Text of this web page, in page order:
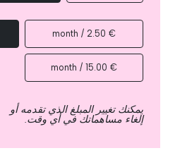
€ 2.50 / month
€ 15.00 / month
يمكنك تغيير المبلغ الذي تقدمه أو
إلغاء مساهماتك في أي وقت.